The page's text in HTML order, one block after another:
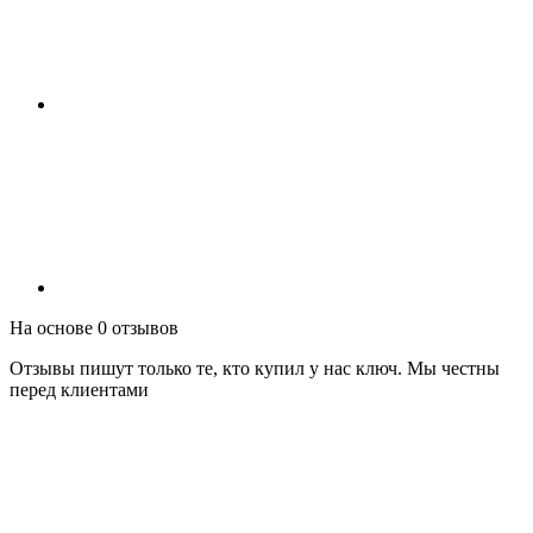
На основе 0 отзывов
Отзывы пишут только те, кто купил у нас ключ. Мы честны
перед клиентами